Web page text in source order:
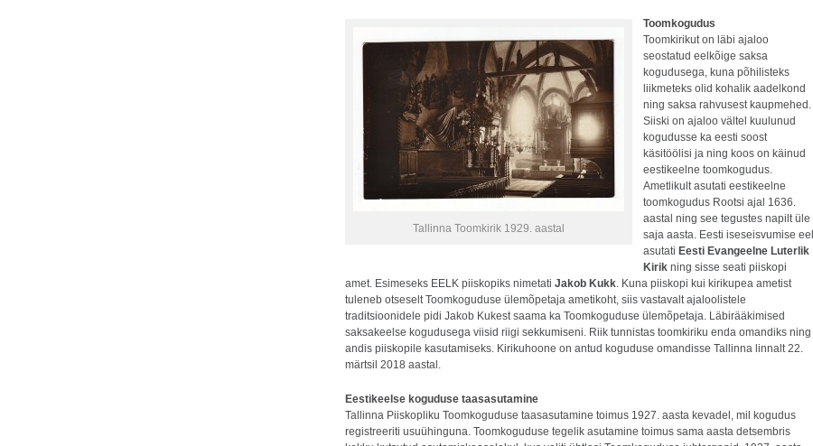
Tallinna Toomkirik 1929. aastal
Toomkogudus
Toomkirikut on läbi ajaloo
seostatud eelkõige saksa
kogudusega, kuna põhilisteks
liikmeteks olid kohalik aadelkond
ning saksa rahvusest kaupmehed.
Siiski on ajaloo vältel kuulunud
kogudusse ka eesti soost
käsitöölisi ja ning koos on käinud
eestikeelne toomkogudus.
Ametlikult asutati eestikeelne
toomkogudus Rootsi ajal 1636.
aastal ning see tegustes napilt üle
saja aasta. Eesti iseseisvumise eel
asutati Eesti Evangeelne Luterlik
Kirik ning sisse seati piiskopi
amet. Esimeseks EELK piiskopiks nimetati Jakob Kukk. Kuna piiskopi kui kirikupea ametist
tuleneb otseselt Toomkoguduse ülemõpetaja ametikoht, siis vastavalt ajaloolistele
traditsioonidele pidi Jakob Kukest saama ka Toomkoguduse ülemõpetaja. Läbirääkimised
saksakeelse kogudusega viisid riigi sekkumiseni. Riik tunnistas toomkiriku enda omandiks ning
andis piiskopile kasutamiseks. Kirikuhoone on antud koguduse omandisse Tallinna linnalt 22.
märtsil 2018 aastal.
Eestikeelse koguduse taasasutamine
Tallinna Piiskopliku Toomkoguduse taasasutamine toimus 1927. aasta kevadel, mil kogudus
registreeriti usuühinguna. Toomkoguduse tegelik asutamine toimus sama aasta detsembris